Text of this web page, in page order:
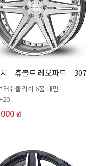
│휴볼트 레오파드│307
러쉬폴리쉬 6홀 대만
원